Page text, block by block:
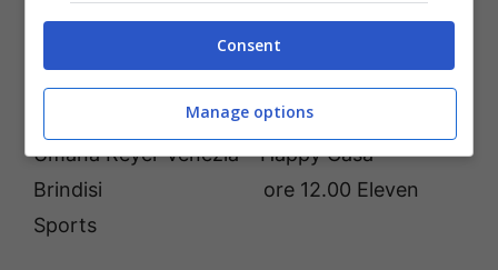
Sports – Eurosport 2
Domenica 5 febbraio 2023
Umana Reyer Venezia – Happy Casa
Brindisi ore 12.00 Eleven
Sports
Consent
Manage options